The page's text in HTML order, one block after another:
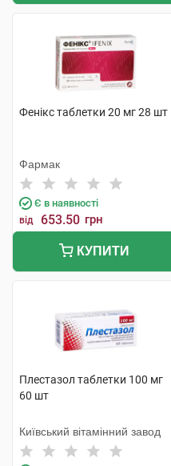
Фенікс таблетки 20 мг 28 шт
Фармак
Є в наявності
від 653.50 грн
КУПИТИ
Плестазол таблетки 100 мг
60 шт
Київський вітамінний завод